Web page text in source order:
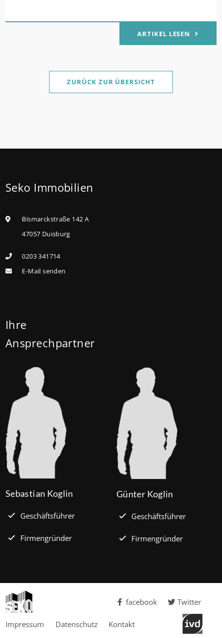
verbilligt: Heutiger Zins bei 0,53 Prozent effektiv bei
35 Jahren Laufzeit und 10 Jahren Zinsbindung
Sanierung in Einzelmaßnahmen ab sofort möglich
kaufen, die sie selbst bewohnen und sanieren,
höheren Kreditbetrag bei der KfW beantragen. Für
Familien mit einem Kind steigt der
Euro, für Familien mit zwei Kindern auf 160.000 Euro
(vorher: 125.000 Euro) und für Familien mit drei und
Heute liegt der Zinssatz für ein Darlehen mit 35
Prozent effektiv. (mehr …)
ARTIKEL LESEN
ZURÜCK ZUR ÜBERSICHT
Seko Immobilien
Bismarckstraße 142 A
47057 Duisburg
0203 341714
E-Mail senden
Ihre
Ansprechpartner
Sebastian Koglin
Geschäftsführer
Firmengründer
Günter Koglin
Geschäftsführer
Firmengründer
facebook Twitter
Impressum Datenschutz Kontakt